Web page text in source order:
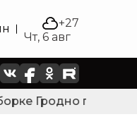
+27
Чт, 6 авг
Гродно